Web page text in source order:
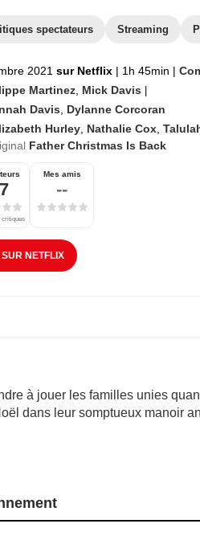
spectateurs Streaming
2021 sur Netflix | 1h 45min |
Martinez Mick Davis
Davis
Dylanne Corcoran
Hurley Nathalie Cox
Father Christmas Is Back
critiques
Mes amis
--
NETFLIX
à jouer les familles unies
dans leur somptueux manoir